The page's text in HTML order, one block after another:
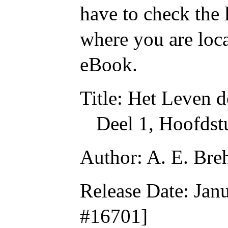
have to check
where you are
eBook.
Title: Het Leven
Deel 1,
Author: A. E.
Release Date:
#16701]